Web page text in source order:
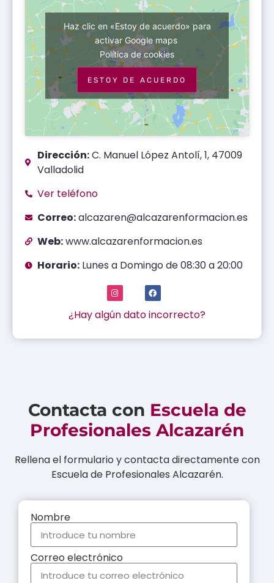
Haz clic en «Estoy de acuerdo» para
activar Google maps
Política de cookies
ESTOY DE ACUERDO
Dirección:C. Manuel López Antolí, 1, 47009
Valladolid
Ver teléfono
Correo:alcazaren@alcazarenformacion.es
Web:www.alcazarenformacion.es
Horario: Lunes a Domingo de 08:30 a 20:00
¿Hay algún dato incorrecto?
Contacta con Escuela de
Profesionales Alcazarén
Rellena el formulario y contacta directamente con
Escuela de Profesionales Alcazarén.
Nombre
Correo electrónico